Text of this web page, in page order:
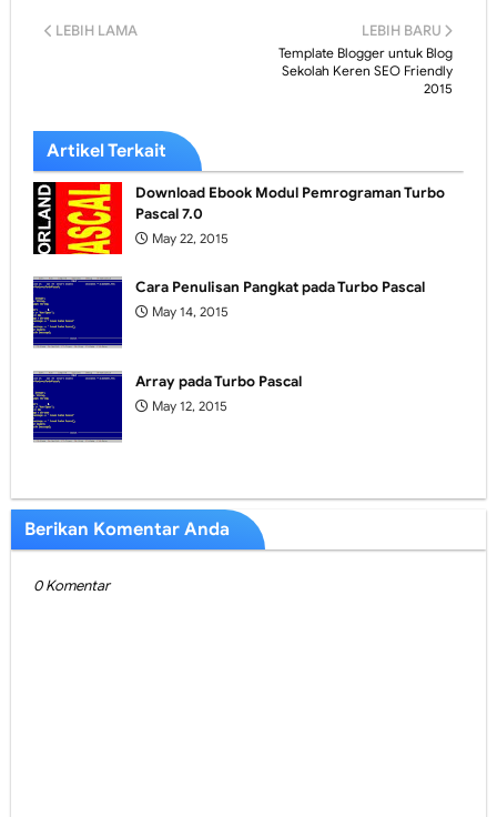
LEBIH BARU
Template Blogger untuk Blog
Sekolah Keren SEO Friendly
2015
LEBIH LAMA
Artikel Terkait
Download Ebook Modul Pemrograman Turbo
Pascal 7.0
May 22, 2015
Cara Penulisan Pangkat pada Turbo Pascal
May 14, 2015
Array pada Turbo Pascal
May 12, 2015
Berikan Komentar Anda
0 Komentar